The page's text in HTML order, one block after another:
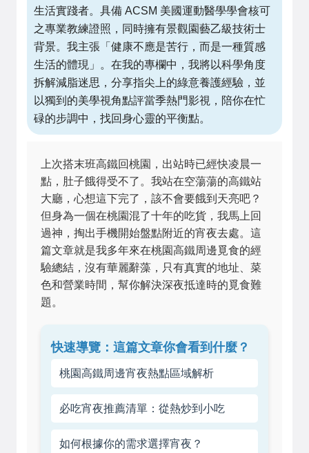
生活實踐者。具備 ACSM 美國運動醫學學會核可
之專業教練證照，同時擁有景觀園藝乙級技術士
背景。我主張「健康不應是苦行，而是一種質感
生活的體現」。在我的專欄中，我將以科學角度
拆解減脂迷思，分享指尖上的綠意養護經驗，並
以獨到的美學視角點評當季熱門影視，陪你在忙
碌的步調中，找回身心靈的平衡點。
上次搭末班高鐵回桃園，出站時已經快凌晨一
點，肚子餓得受不了。我站在空蕩蕩的高鐵站
大廳，心想這下完了，該不會要餓到天亮吧？
但身為一個在桃園混了十年的吃貨，我馬上回
過神，掏出手機開始盤點附近的宵夜去處。這
篇文章就是我多年來在桃園高鐵周邊覓食的經
驗總結，沒有華麗辭藻，只有真實的地址、菜
色和營業時間，幫你解決深夜抵達時的覓食難
題。
快速導覽：這篇文章你會看到什麼？
桃園高鐵周邊宵夜熱點區域解析
必吃宵夜推薦清單：從熱炒到小吃
如何根據你的需求選擇宵夜？